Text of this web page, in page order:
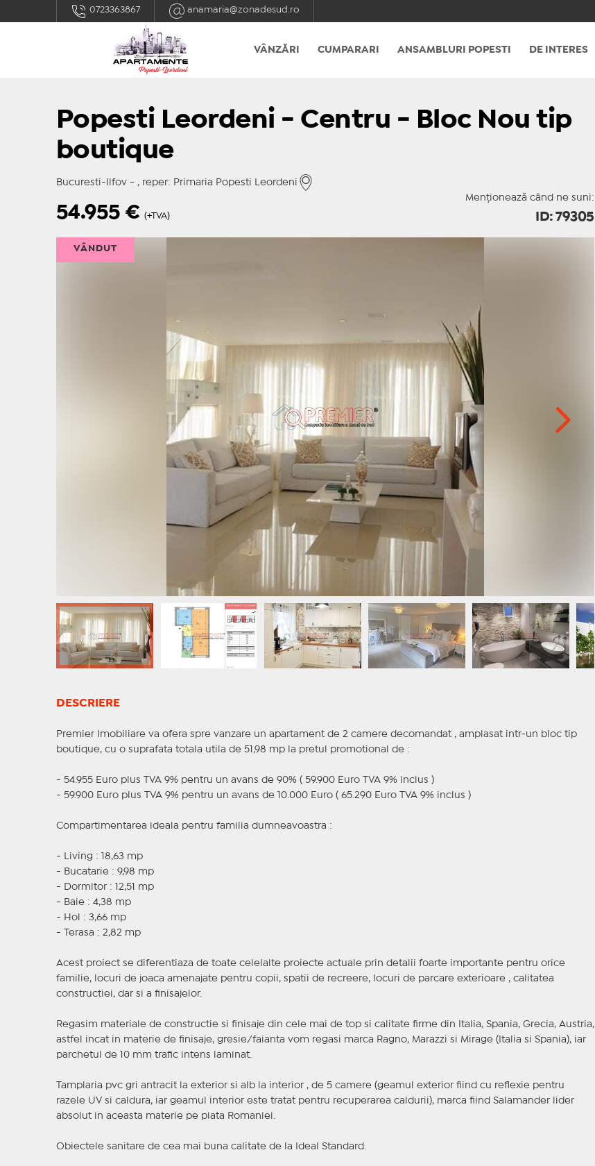
0723363867 anamaria@zonadesud.ro
VÂNZĂRI CUMPARARI ANSAMBLURI POPESTI DE INTERES
Popesti Leordeni - Centru - Bloc Nou tip
boutique
Bucuresti-Ilfov - , reper: Primaria Popesti Leordeni
Menționează când ne suni:
54.955€ (+TVA) ID: 79305
VÂNDUT
DESCRIERE
Premier Imobiliare va ofera spre vanzare un apartament de 2 camere decomandat , amplasat intr-un bloc tip
boutique, cu o suprafata totala utila de 51,98 mp la pretul promotional de :
- 54.955 Euro plus TVA 9% pentru un avans de 90% ( 59.900 Euro TVA 9% inclus )
- 59.900 Euro plus TVA 9% pentru un avans de 10.000 Euro ( 65.290 Euro TVA 9% inclus )
Compartimentarea ideala pentru familia dumneavoastra :
- Living : 18,63 mp
- Bucatarie : 9,98 mp
- Dormitor : 12,51 mp
- Baie : 4,38 mp
- Hol : 3,66 mp
- Terasa : 2,82 mp
Acest proiect se diferentiaza de toate celelalte proiecte actuale prin detalii foarte importante pentru orice
familie, locuri de joaca amenajate pentru copii, spatii de recreere, locuri de parcare exterioare , calitatea
constructiei, dar si a finisajelor.
Regasim materiale de constructie si finisaje din cele mai de top si calitate firme din Italia, Spania, Grecia, Austria,
astfel incat in materie de finisaje, gresie/faianta vom regasi marca Ragno, Marazzi si Mirage (Italia si Spania), iar
parchetul de 10 mm trafic intens laminat.
Tamplaria pvc gri antracit la exterior si alb la interior , de 5 camere (geamul exterior fiind cu reflexie pentru
razele UV si caldura, iar geamul interior este tratat pentru recuperarea caldurii), marca fiind Salamander lider
absolut in aceasta materie pe piata Romaniei.
Obiectele sanitare de cea mai buna calitate de la Ideal Standard.